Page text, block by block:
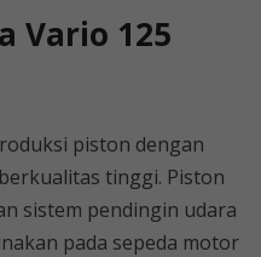
Vario 125
piston dengan
tinggi. Piston
sistem pendingin udara
pada sepeda motor